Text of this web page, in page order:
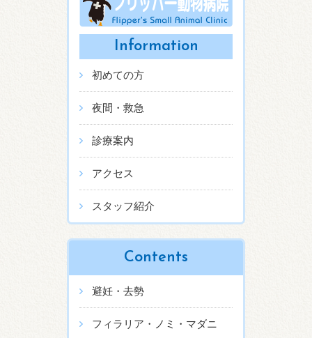
Information
初めての方
夜間・救急
診療案内
アクセス
スタッフ紹介
Contents
避妊・去勢
フィラリア・ノミ・マダニ